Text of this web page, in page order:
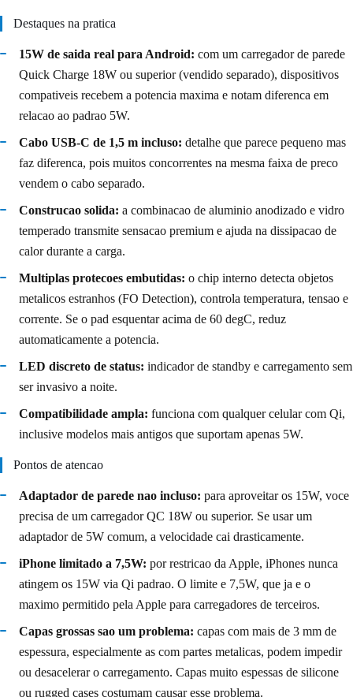
Destaques na pratica
15W de saida real para Android: com um carregador de parede
Quick Charge 18W ou superior (vendido separado), dispositivos
compativeis recebem a potencia maxima e notam diferenca em
relacao ao padrao 5W.
Cabo USB-C de 1,5 m incluso: detalhe que parece pequeno mas
faz diferenca, pois muitos concorrentes na mesma faixa de preco
vendem o cabo separado.
Construcao solida: a combinacao de aluminio anodizado e vidro
temperado transmite sensacao premium e ajuda na dissipacao de
calor durante a carga.
Multiplas protecoes embutidas: o chip interno detecta objetos
metalicos estranhos (FO Detection), controla temperatura, tensao e
corrente. Se o pad esquentar acima de 60 degC, reduz
automaticamente a potencia.
LED discreto de status: indicador de standby e carregamento sem
ser invasivo a noite.
Compatibilidade ampla: funciona com qualquer celular com Qi,
inclusive modelos mais antigos que suportam apenas 5W.
Pontos de atencao
Adaptador de parede nao incluso: para aproveitar os 15W, voce
precisa de um carregador QC 18W ou superior. Se usar um
adaptador de 5W comum, a velocidade cai drasticamente.
iPhone limitado a 7,5W: por restricao da Apple, iPhones nunca
atingem os 15W via Qi padrao. O limite e 7,5W, que ja e o
maximo permitido pela Apple para carregadores de terceiros.
Capas grossas sao um problema: capas com mais de 3 mm de
espessura, especialmente as com partes metalicas, podem impedir
ou desacelerar o carregamento. Capas muito espessas de silicone
ou rugged cases costumam causar esse problema.